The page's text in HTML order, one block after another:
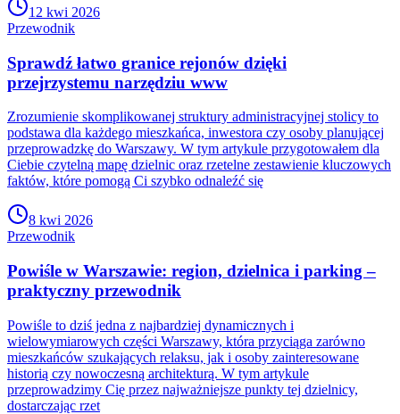
12 kwi 2026
Przewodnik
Sprawdź łatwo granice rejonów dzięki
przejrzystemu narzędziu www
Zrozumienie skomplikowanej struktury administracyjnej stolicy to
podstawa dla każdego mieszkańca, inwestora czy osoby planującej
przeprowadzkę do Warszawy. W tym artykule przygotowałem dla
Ciebie czytelną mapę dzielnic oraz rzetelne zestawienie kluczowych
faktów, które pomogą Ci szybko odnaleźć się
8 kwi 2026
Przewodnik
Powiśle w Warszawie: region, dzielnica i parking –
praktyczny przewodnik
Powiśle to dziś jedna z najbardziej dynamicznych i
wielowymiarowych części Warszawy, która przyciąga zarówno
mieszkańców szukających relaksu, jak i osoby zainteresowane
historią czy nowoczesną architekturą. W tym artykule
przeprowadzimy Cię przez najważniejsze punkty tej dzielnicy,
dostarczając rzet